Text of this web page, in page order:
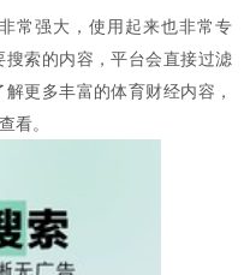
常强大，使用起来也非常专
索的内容，平台会直接过滤
更多丰富的体育财经内容，
看。